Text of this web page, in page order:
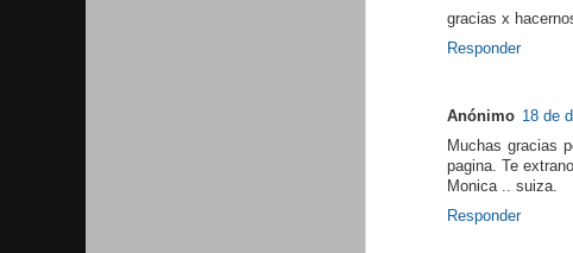
gracias x
Responder
Anónimo 18 de
Muchas gracias
pagina. Te
Monica .. suiza.
Responder